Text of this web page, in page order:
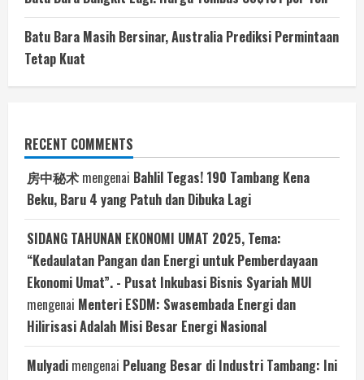
Batu Bara Masih Bersinar, Australia Prediksi Permintaan
Tetap Kuat
RECENT COMMENTS
房中秘术 mengenai Bahlil Tegas! 190 Tambang Kena
Beku, Baru 4 yang Patuh dan Dibuka Lagi
SIDANG TAHUNAN EKONOMI UMAT 2025, Tema:
“Kedaulatan Pangan dan Energi untuk Pemberdayaan
Ekonomi Umat”. - Pusat Inkubasi Bisnis Syariah MUI
mengenai Menteri ESDM: Swasembada Energi dan
Hilirisasi Adalah Misi Besar Energi Nasional
Mulyadi mengenai Peluang Besar di Industri Tambang: Ini